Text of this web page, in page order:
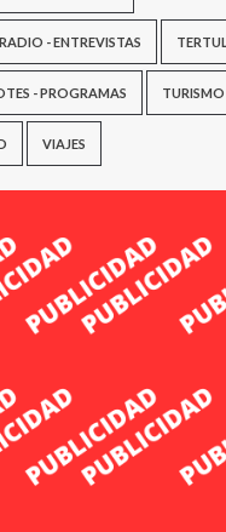
- ENTREVISTAS
- PROGRAMAS TURISMO
VIAJES